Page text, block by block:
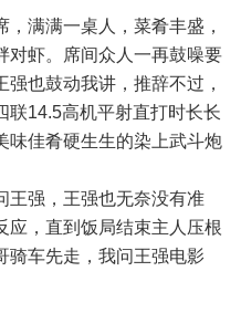
满满一桌人，菜肴丰盛，
对虾。席间众人一再鼓噪要
也鼓动我讲，推辞不过，
联14.5高机平射直打时长长
味佳肴硬生生的染上武斗炮
王强，王强也无奈没有准
应，直到饭局结束主人压根
骑车先走，我问王强电影